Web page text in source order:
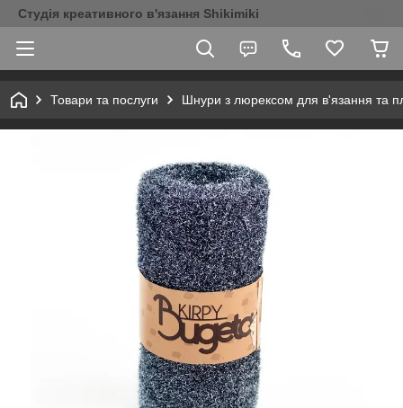
Студія креативного в'язання Shikimiki
Товари та послуги Шнури з люрексом для в'язання та